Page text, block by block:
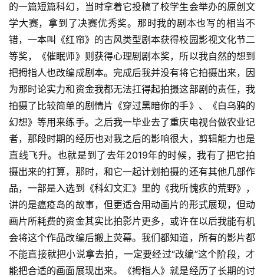
的一篇短篇科幻，当时拿着它投稿了校学生会举办的原创文
学大赛，拿到了决赛优秀奖。那时我的剧本也写的相当不
错，一本叫《红帘》的古风类型剧本获得校园影视文化节二
等奖，《催眠师》则获得心理剧剧本奖，所以我自然的想到
把拇指人也改编成剧本。完成后我并没有将它拍摄出来，因
为那时论实力和资金我都无法扛得起拍摄这部剧的责任，我
拍摄了比较简单的剧情片《穿过黑暗你的手》、《白乌鸦的
幻想》等用来练手。之后我一毕业去了重庆电视台做农业记
者，那段时期的经历也对我之后的影响很大，剪辑能力也是
直线飞升。也就是到了去年2019年的时候，我有了把它拍
摄出来的打算，那时，和它一起计划拍摄的还有其他几部作
品，一部是入选到《科幻文汇》里的《我所愧疚的荒野》，
讲的是瘟疫岛的故事，但更适合用动画片的形式展现，但动
画片所耗费的资金其实比拍影片更多，或许在以后我能有机
会将这个作品改编后搬上荧幕。我们都知道，所有的影片都
不能直接就把小说拿去拍，一定要经过“改编”这个阶段，才
能把合适的画面展现出来。《拇指人》就是经历了长期的讨